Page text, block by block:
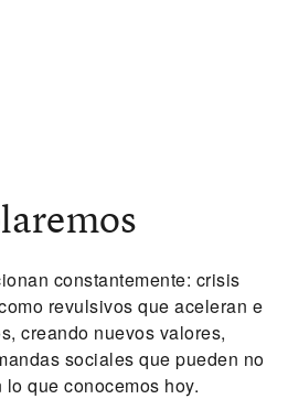
constantemente: crisis
revulsivos que aceleran e
creando nuevos valores,
sociales que pueden no
que conocemos hoy.